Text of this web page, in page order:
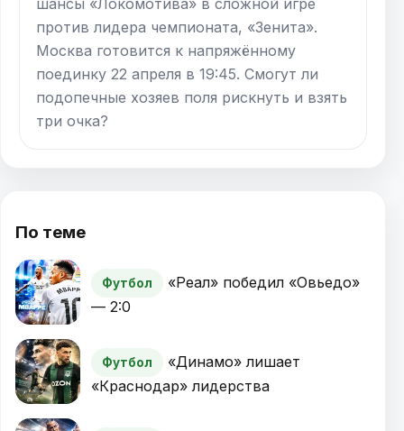
против лидера чемпионата, «Зенита».
Москва готовится к напряжённому
поединку 22 апреля в 19:45. Смогут ли
подопечные хозяев поля рискнуть и взять
три очка?
По теме
Футбол
«Реал» победил «Овьедо»
— 2:0
Футбол
«Динамо» лишает
«Краснодар» лидерства